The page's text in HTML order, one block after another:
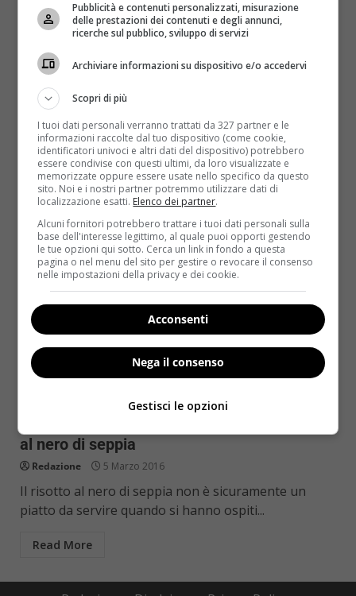
Ricetta degli hamburger al nero di seppia:
perfetti per realizzare i fish burger
Gli hamburger sono un piatto gustosissimo che
piace veramente a tutti. Oltre al classico panino,
però, si...
Read More
Primi piatti
al nero di seppia
Redazione 5 Marzo 2016
Il risotto al nero di seppia non è sicuramente un
piatto da servire quando si hanno ospiti...
Read More
Pubblicità e contenuti personalizzati, misurazione
delle prestazioni dei contenuti e degli annunci,
ricerche sul pubblico, sviluppo di servizi
Archiviare informazioni su dispositivo e/o accedervi
Scopri di più
I tuoi dati personali verranno trattati da 327 partner e le
informazioni raccolte dal tuo dispositivo (come cookie,
identificatori univoci e altri dati del dispositivo) potrebbero
essere condivise con questi ultimi, da loro visualizzate e
memorizzate oppure essere usate nello specifico da questo
sito. Noi e i nostri partner potremmo utilizzare dati di
localizzazione esatti. Elenco dei partner.
Alcuni fornitori potrebbero trattare i tuoi dati personali sulla
base dell'interesse legittimo, al quale puoi opporti gestendo
le tue opzioni qui sotto. Cerca un link in fondo a questa
pagina o nel menu del sito per gestire o revocare il consenso
nelle impostazioni della privacy e dei cookie.
Acconsenti
Nega il consenso
Gestisci le opzioni